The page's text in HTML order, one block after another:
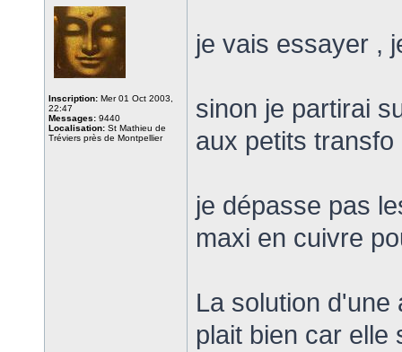
Inscription: Mer 01 Oct 2003,
22:47
Messages: 9440
Localisation: St Mathieu de
Tréviers près de Montpellier
je vais essayer ,
sinon je partirai
aux petits transfo
je dépasse pas
maxi en cuivre
La solution d'une
plait bien car elle